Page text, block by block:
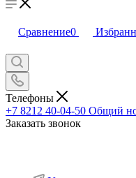
Сравнение0
Телефоны
+7 8212 40-04-50 Общий
Заказать звонок